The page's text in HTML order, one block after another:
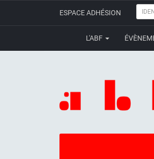
ESPACE ADHÉSION
L'ABF